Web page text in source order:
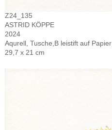
Z24_135
ASTRID KÖPPE
2024
Aqurell, Tusche,B leistift auf Papier
29,7 x 21 cm